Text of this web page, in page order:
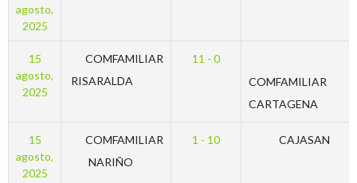
agosto,
2025
15
agosto,
2025
COMFAMILIAR
RISARALDA
11 - 0
COMFAMILIAR
CARTAGENA
15
agosto,
2025
COMFAMILIAR
NARIÑO
1 - 10 CAJASAN